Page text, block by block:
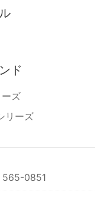
ド
ズ
リーズ
565-0851